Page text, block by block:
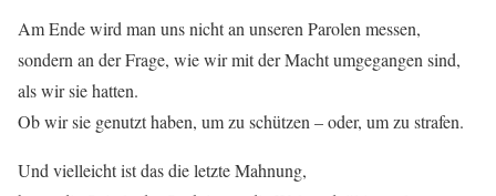
Am Ende wird man uns nicht an unseren Parolen messen,
sondern an der Frage, wie wir mit der Macht umgegangen sind,
als wir sie hatten.
Ob wir sie genutzt haben, um zu schützen – oder, um zu strafen.
Und vielleicht ist das die letzte Mahnung,